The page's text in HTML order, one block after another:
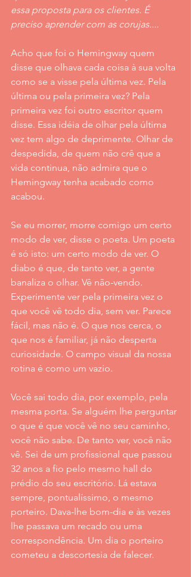
essa proposta para os clientes. É
preciso aprender com as corujas....
Acho que foi o Hemingway quem
disse que olhava cada coisa à sua volta
como se a visse pela última vez. Pela
última ou pela primeira vez? Pela
primeira vez foi outro escritor quem
disse. Essa idéia de olhar pela última
vez tem algo de deprimente. Olhar de
despedida, de quem não crê que a
vida continua, não admira que o
Hemingway tenha acabado como
acabou.
Se eu morrer, morre comigo um certo
modo de ver, disse o poeta. Um poeta
é só isto: um certo modo de ver. O
diabo é que, de tanto ver, a gente
banaliza o olhar. Vê não-vendo.
Experimente ver pela primeira vez o
que você vê todo dia, sem ver. Parece
fácil, mas não é. O que nos cerca, o
que nos é familiar, já não desperta
curiosidade. O campo visual da nossa
rotina é como um vazio.
Você sai todo dia, por exemplo, pela
mesma porta. Se alguém lhe perguntar
o que é que você vê no seu caminho,
você não sabe. De tanto ver, você não
vê. Sei de um profissional que passou
32 anos a fio pelo mesmo hall do
prédio do seu escritório. Lá estava
sempre, pontualíssimo, o mesmo
porteiro. Dava-lhe bom-dia e às vezes
lhe passava um recado ou uma
correspondência. Um dia o porteiro
cometeu a descortesia de falecer.